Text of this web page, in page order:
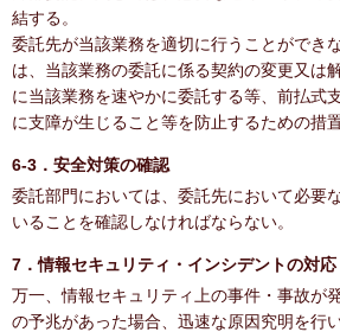
結する。
委託先が当該業務を適切に行うことができ
は、当該業務の委託に係る契約の変更又は
に当該業務を速やかに委託する等、前払式
に支障が生じること等を防止するための措
6-3．安全対策の確認
委託部門においては、委託先において必要
いることを確認しなければならない。
7．情報セキュリティ・インシデントの対応
万一、情報セキュリティ上の事件・事故が
の予兆があった場合、迅速な原因究明を行